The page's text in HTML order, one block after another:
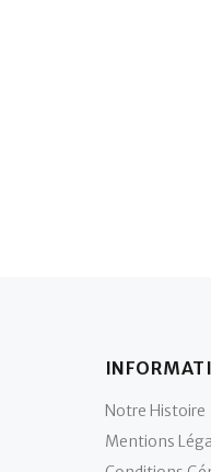
Notre Histoire
Mentions